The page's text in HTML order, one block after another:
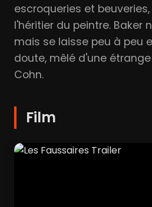
escroqueries et
l'héritier du peintre. Baker
mais se laisse peu à peu
doute, mêlé d'une
Cohn.
Film